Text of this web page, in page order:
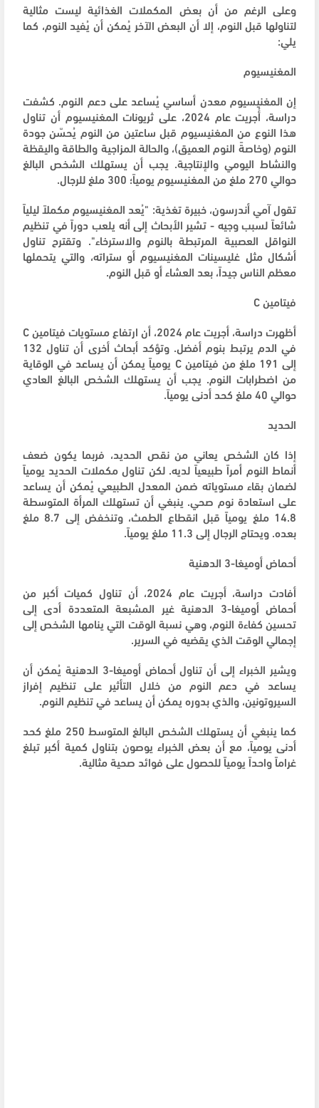
وعلى الرغم من أن بعض المكملات الغذائية ليست مثالية
لتناولها قبل النوم، إلا أن البعض الآخر يُمكن أن يُفيد النوم، كما
يلي:
المغنيسيوم
إن المغنيسيوم معدن أساسي يُساعد على دعم النوم. كشفت
دراسة، أُجريت عام 2024، على ثريونات المغنيسيوم أن تناول
هذا النوع من المغنيسيوم قبل ساعتين من النوم يُحسّن جودة
النوم (وخاصةً النوم العميق)، والحالة المزاجية والطاقة واليقظة
والنشاط اليومي والإنتاجية. يجب أن يستهلك الشخص البالغ
حوالي 270 ملغ من المغنيسيوم يومياً؛ 300 ملغ للرجال.
تقول آمي أندرسون، خبيرة تغذية: "يُعد المغنيسيوم مكملاً ليلياً
شائعاً لسبب وجيه - تشير الأبحاث إلى أنه يلعب دوراً في تنظيم
النواقل العصبية المرتبطة بالنوم والاسترخاء". وتقترح تناول
أشكال مثل غليسينات المغنيسيوم أو ستراته، والتي يتحملها
معظم الناس جيداً، بعد العشاء أو قبل النوم.
فيتامين C
أظهرت دراسة، أجريت عام 2024، أن ارتفاع مستويات فيتامين C
في الدم يرتبط بنوم أفضل. وتؤكد أبحاث أخرى أن تناول 132
إلى 191 ملغ من فيتامين C يومياً يمكن أن يساعد في الوقاية
من اضطرابات النوم. يجب أن يستهلك الشخص البالغ العادي
حوالي 40 ملغ كحد أدنى يومياً.
الحديد
إذا كان الشخص يعاني من نقص الحديد، فربما يكون ضعف
أنماط النوم أمراً طبيعياً لديه. لكن تناول مكملات الحديد يومياً
لضمان بقاء مستوياته ضمن المعدل الطبيعي يُمكن أن يساعد
على استعادة نوم صحي. ينبغي أن تستهلك المرأة المتوسطة
14.8 ملغ يومياً قبل انقطاع الطمث، وتنخفض إلى 8.7 ملغ
بعده. ويحتاج الرجال إلى 11.3 ملغ يومياً.
أحماض أوميغا-3 الدهنية
أفادت دراسة، أجريت عام 2024، أن تناول كميات أكبر من
أحماض أوميغا-3 الدهنية غير المشبعة المتعددة أدى إلى
تحسين كفاءة النوم، وهي نسبة الوقت التي ينامها الشخص إلى
إجمالي الوقت الذي يقضيه في السرير.
ويشير الخبراء إلى أن تناول أحماض أوميغا-3 الدهنية يُمكن أن
يساعد في دعم النوم من خلال التأثير على تنظيم إفراز
السيروتونين، والذي بدوره يمكن أن يساعد في تنظيم النوم.
كما ينبغي أن يستهلك الشخص البالغ المتوسط 250 ملغ كحد
أدنى يومياً، مع أن بعض الخبراء يوصون بتناول كمية أكبر تبلغ
غراماً واحداً يومياً للحصول على فوائد صحية مثالية.